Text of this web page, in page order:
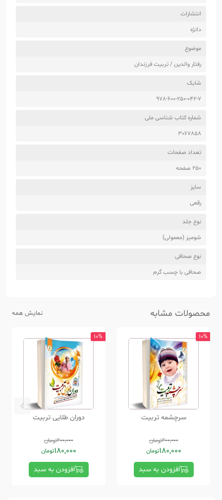
انتشارات
دانژه
موضوع
رفتار والدین / تربیت فرزندان
شابک
978-600-250-042-7
شماره کتاب شناسی ملی
3067858
تعداد صفحات
250 صفحه
سایز
رقعی
نوع جلد
شومیز (معمولی)
نوع صحافی
صحافی با چسب گرم
محصولات مشابه نمایش همه
10%
سرچشمه تربیت
200,000تومان
180,000تومان
افزودن به سبد
10%
دوران طلایی تربیت
200,000تومان
180,000تومان
افزودن به سبد